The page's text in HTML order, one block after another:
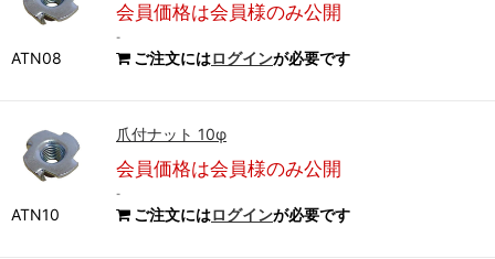
ATN08
会員価格は会員様のみ公開
-
ご注文にはログインが必要です
ATN10
爪付ナット 10φ
会員価格は会員様のみ公開
-
ご注文にはログインが必要です